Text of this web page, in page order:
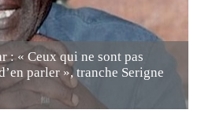
: « Ceux qui ne sont pas
parler », tranche Serigne